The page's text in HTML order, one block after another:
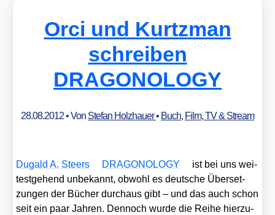
Orci und Kurtzman
schreiben
DRAGONOLOGY
28.08.2012• Von Stefan Holzhauer• Buch, Film, TV & Stream
Dugald A. Steers DRAGONOLOGY
ist bei uns wei­
test­ge­hend unbe­kannt, obwohl es deut­sche Über­set­
zun­gen der Bücher durch­aus gibt – und das auch schon
seit ein paar Jah­ren. Den­noch wur­de die Rei­he hier­zu­